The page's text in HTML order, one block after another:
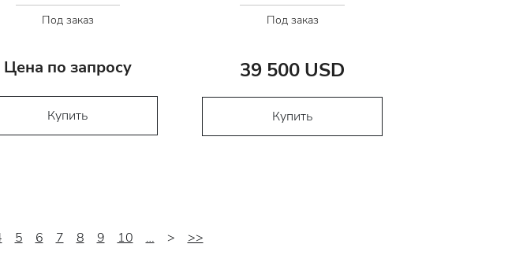
Под заказ
Цена по запросу
Купить
Под заказ
39 500 USD
Купить
5 6 7 8 9 10 … > >>